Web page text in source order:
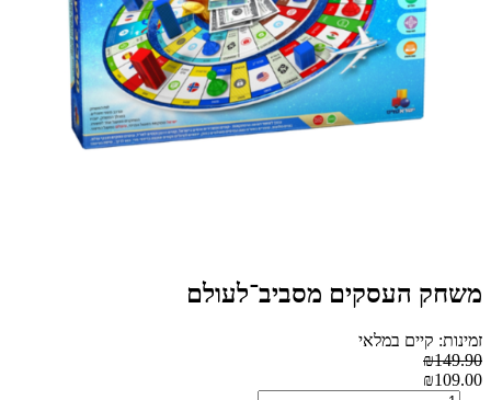
משחק העסקים מסביב־לעולם
זמינות: קיים במלאי
₪149.90
₪109.00